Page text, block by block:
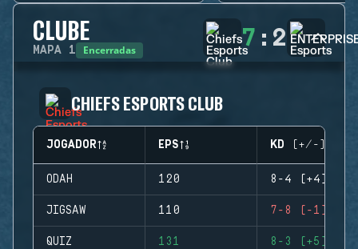
CLUBE
MAPA 1 Encerradas 7 : 2
CHIEFS ESPORTS CLUB
JOGADOR EPS KD (+/-)
ODAH 120 8-4 (+4)
JIGSAW 110 7-8 (-1)
QUIZ 131 8-3 (+5)